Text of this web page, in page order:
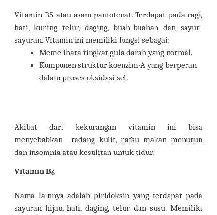
Vitamin B5 atau asam pantotenat. Terdapat pada ragi,
hati, kuning telur, daging, buah-buahan dan sayur-
sayuran. Vitamin ini memiliki fungsi sebagai:
Memelihara tingkat gula darah yang normal.
Komponen struktur koenzim-A yang berperan
dalam proses oksidasi sel.
Akibat dari kekurangan vitamin ini bisa
menyebabkan radang kulit, nafsu makan menurun
dan insomnia atau kesulitan untuk tidur.
Vitamin B6
Nama lainnya adalah piridoksin yang terdapat pada
sayuran hijau, hati, daging, telur dan susu. Memiliki